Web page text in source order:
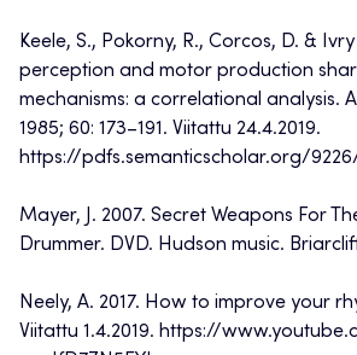
Keele, S., Pokorny, R., Corcos, D. &
perception and motor production
mechanisms: a correlational analysis.
1985; 60: 173–191. Viitattu 24.4.2019.
https://pdfs.semanticscholar.org/
Mayer, J. 2007. Secret Weapons For
Drummer. DVD. Hudson music.
Neely, A. 2017. How to improve your
Viitattu 1.4.2019. https://